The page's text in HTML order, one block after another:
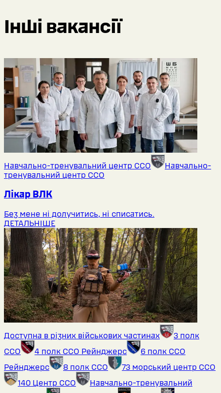
Інші вакансії
Навчально-тренувальний центр ССО
Навчально-
тренувальний центр ССО
Лікар ВЛК
Без мене ні долучитись, ні списатись.
ДЕТАЛЬНІШЕ
Доступна в різних військових частинах
3 полк
ССО
4 полк ССО Рейнджерс
6 полк ССО
Рейнджерс
8 полк ССО
73 морський центр ССО
140 Центр ССО
Навчально-тренувальний